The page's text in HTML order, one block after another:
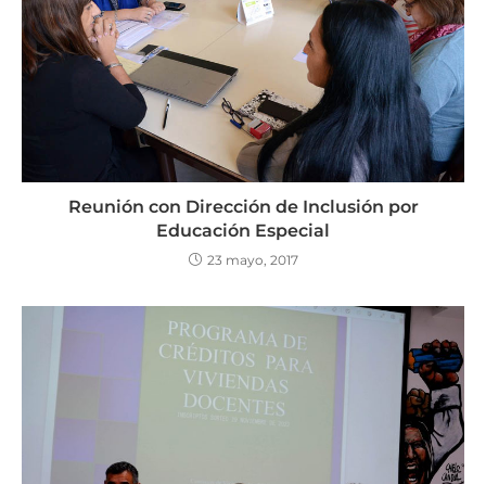
Reunión con Dirección de Inclusión por
Educación Especial
23 mayo, 2017